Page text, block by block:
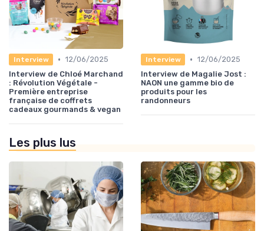
Interview • 12/06/2025
Interview de Chloé Marchand
: Révolution Végétale -
Première entreprise
française de coffrets
cadeaux gourmands & vegan
Interview • 12/06/2025
Interview de Magalie Jost :
NAON une gamme bio de
produits pour les
randonneurs
Les plus lus